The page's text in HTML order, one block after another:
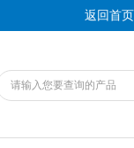
返回首页